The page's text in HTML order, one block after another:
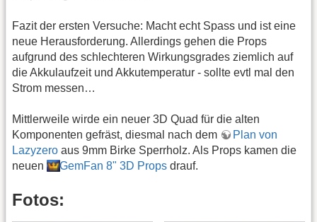
Fazit der ersten Versuche: Macht echt Spass und ist eine
neue Herausforderung. Allerdings gehen die Props
aufgrund des schlechteren Wirkungsgrades ziemlich auf
die Akkulaufzeit und Akkutemperatur - sollte evtl mal den
Strom messen…
Mittlerweile wirde ein neuer 3D Quad für die alten
Komponenten gefräst, diesmal nach dem
Plan von
Lazyzero aus 9mm Birke Sperrholz. Als Props kamen die
neuen
GemFan 8" 3D Props drauf.
Fotos: